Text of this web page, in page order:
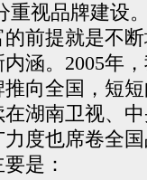
视品牌建设
前提就是不
涵。2005年
向全国，短
湖南卫视、
度也席卷全
是：